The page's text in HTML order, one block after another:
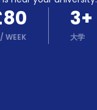
/WEEK
3+
大学